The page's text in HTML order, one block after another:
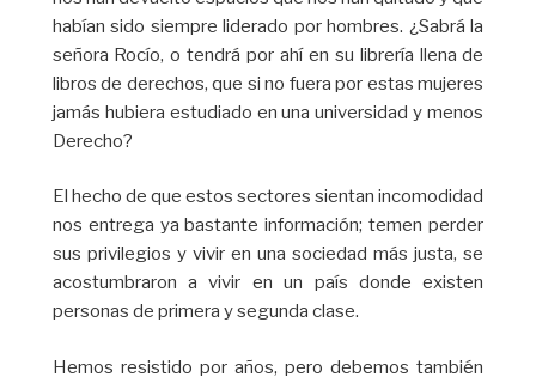
habían sido siempre liderado por hombres. ¿Sabrá la
señora Rocío, o tendrá por ahí en su librería llena de
libros de derechos, que si no fuera por estas mujeres
jamás hubiera estudiado en una universidad y menos
Derecho?
El hecho de que estos sectores sientan incomodidad
nos entrega ya bastante información; temen perder
sus privilegios y vivir en una sociedad más justa, se
acostumbraron a vivir en un país donde existen
personas de primera y segunda clase.
Hemos resistido por años, pero debemos también